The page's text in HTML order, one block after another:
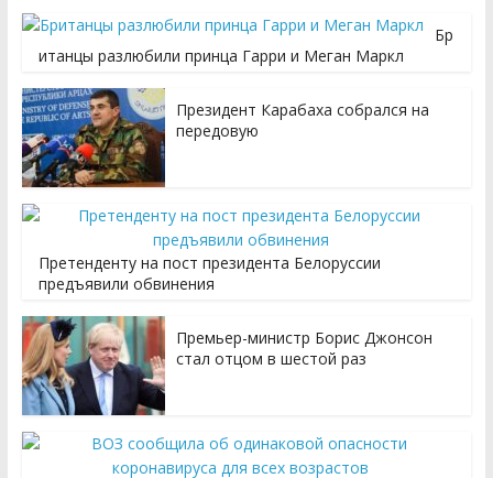
Бр
итанцы разлюбили принца Гарри и Меган Маркл
Президент Карабаха собрался на
передовую
Претенденту на пост президента Белоруссии
предъявили обвинения
Премьер-министр Борис Джонсон
стал отцом в шестой раз